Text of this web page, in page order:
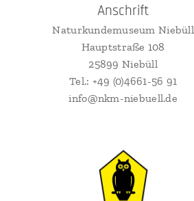
Anschrift
Naturkundemuseum Niebüll
Hauptstraße 108
25899 Niebüll
Tel.: +49 (0)4661-56 91
info@nkm-niebuell.de